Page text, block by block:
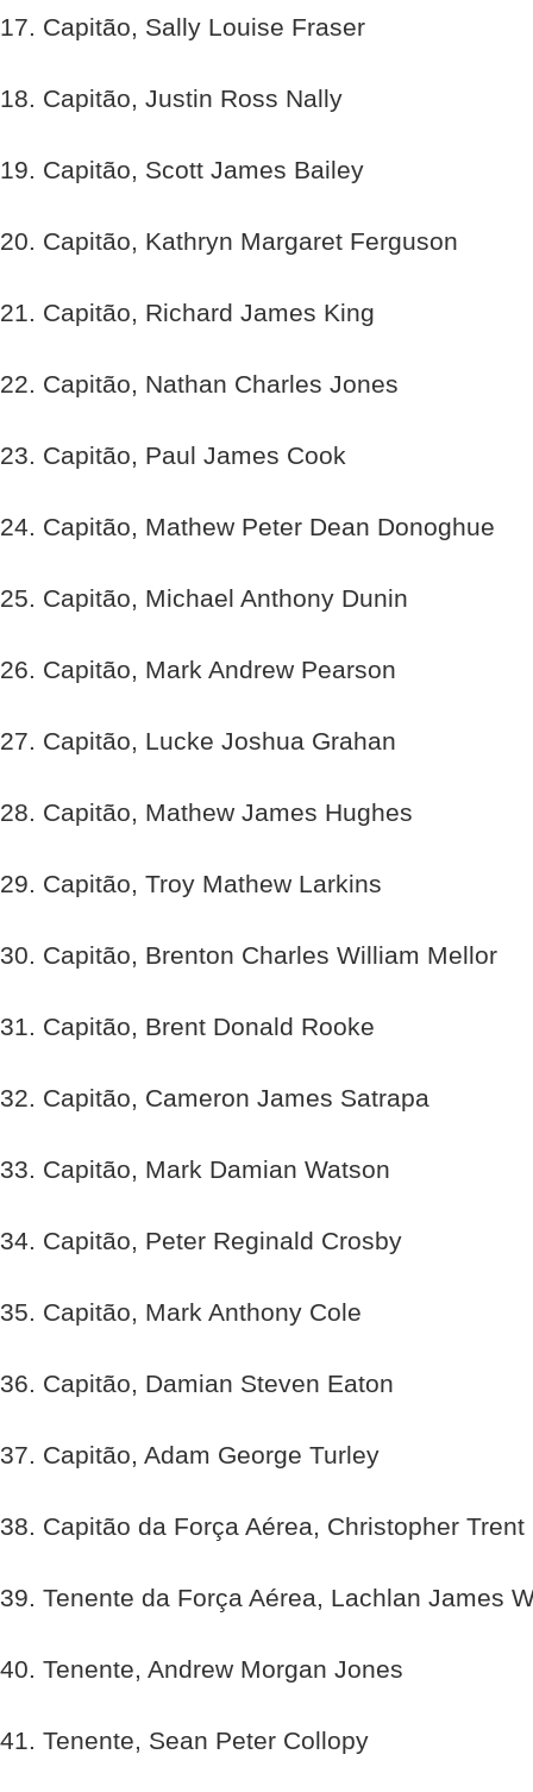
17. Capitão, Sally Louise Fraser
18. Capitão, Justin Ross Nally
19. Capitão, Scott James Bailey
20. Capitão, Kathryn Margaret Ferguson
21. Capitão, Richard James King
22. Capitão, Nathan Charles Jones
23. Capitão, Paul James Cook
24. Capitão, Mathew Peter Dean Donoghue
25. Capitão, Michael Anthony Dunin
26. Capitão, Mark Andrew Pearson
27. Capitão, Lucke Joshua Grahan
28. Capitão, Mathew James Hughes
29. Capitão, Troy Mathew Larkins
30. Capitão, Brenton Charles William Mellor
31. Capitão, Brent Donald Rooke
32. Capitão, Cameron James Satrapa
33. Capitão, Mark Damian Watson
34. Capitão, Peter Reginald Crosby
35. Capitão, Mark Anthony Cole
36. Capitão, Damian Steven Eaton
37. Capitão, Adam George Turley
38. Capitão da Força Aérea, Christopher
39. Tenente da Força Aérea, Lachlan James
40. Tenente, Andrew Morgan Jones
41. Tenente, Sean Peter Collopy